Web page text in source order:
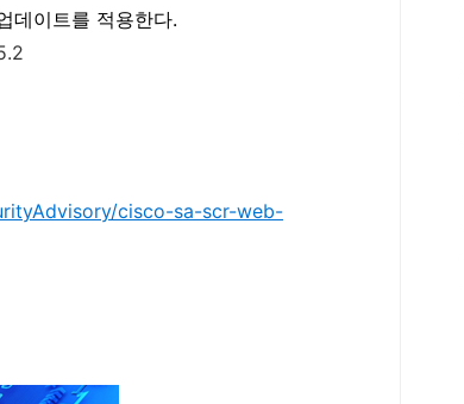
데이트를 적용한다.
cisco-sa-scr-web-